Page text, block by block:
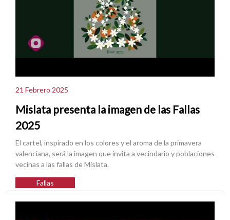
21 Febrero 2025
Mislata presenta la imagen de las Fallas
2025
El cartel, inspirado en los colores y el aroma de la primavera
valenciana, será la imagen que invita a vecindario y poblaciones
vecinas a las fallas de Mislata.
Fallas